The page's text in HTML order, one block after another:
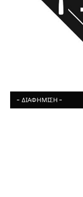
- ΔΙΑΦΉΜΙΣΗ -